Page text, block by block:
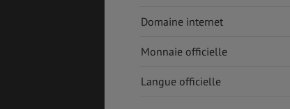
Domaine internet
Monnaie officielle
Langue officielle